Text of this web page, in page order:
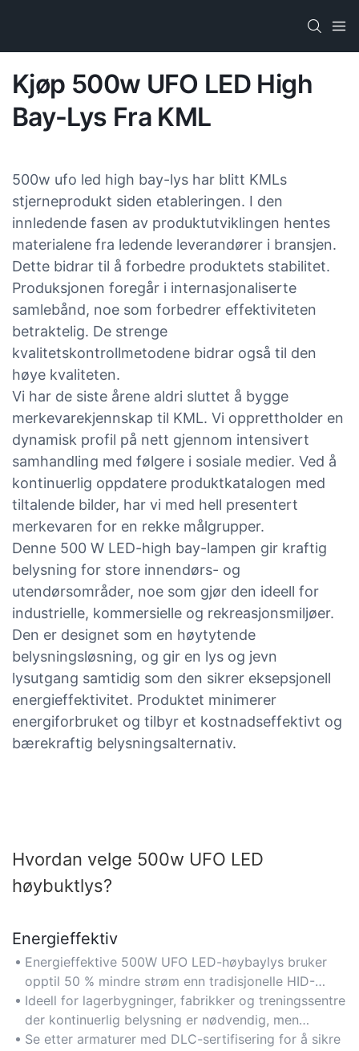
Kjøp 500w UFO LED High
Bay-Lys Fra KML
500w ufo led high bay-lys har blitt KMLs
stjerneprodukt siden etableringen. I den
innledende fasen av produktutviklingen hentes
materialene fra ledende leverandører i bransjen.
Dette bidrar til å forbedre produktets stabilitet.
Produksjonen foregår i internasjonaliserte
samlebånd, noe som forbedrer effektiviteten
betraktelig. De strenge
kvalitetskontrollmetodene bidrar også til den
høye kvaliteten.
Vi har de siste årene aldri sluttet å bygge
merkevarekjennskap til KML. Vi opprettholder en
dynamisk profil på nett gjennom intensivert
samhandling med følgere i sosiale medier. Ved å
kontinuerlig oppdatere produktkatalogen med
tiltalende bilder, har vi med hell presentert
merkevaren for en rekke målgrupper.
Denne 500 W LED-high bay-lampen gir kraftig
belysning for store innendørs- og
utendørsområder, noe som gjør den ideell for
industrielle, kommersielle og rekreasjonsmiljøer.
Den er designet som en høytytende
belysningsløsning, og gir en lys og jevn
lysutgang samtidig som den sikrer eksepsjonell
energieffektivitet. Produktet minimerer
energiforbruket og tilbyr et kostnadseffektivt og
bærekraftig belysningsalternativ.
Hvordan velge 500w UFO LED
høybuktlys?
Energieffektiv
Energieffektive 500W UFO LED-høybaylys bruker
opptil 50 % mindre strøm enn tradisjonelle HID-
armaturer, noe som reduserer langsiktige
strømkostnader for store rom.
Ideell for lagerbygninger, fabrikker og treningssentre
der kontinuerlig belysning er nødvendig, men
energisparing er avgjørende.
Se etter armaturer med DLC-sertifisering for å sikre